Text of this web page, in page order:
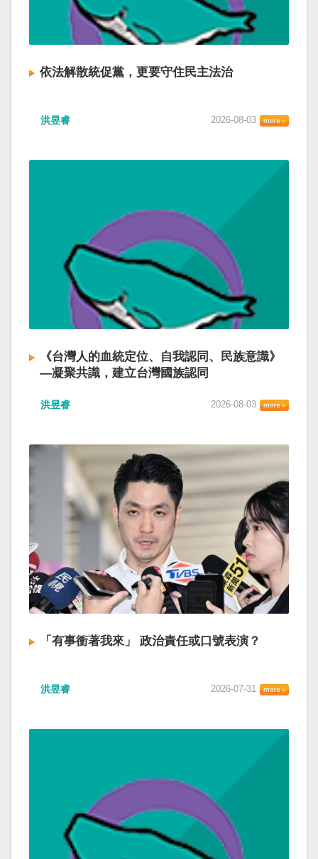
依法解散統促黨，更要守住民主法治
洪昱睿 2026-08-03
《台灣人的血統定位、自我認同、民族意識》
—凝聚共識，建立台灣國族認同
洪昱睿 2026-08-03
「有事衝著我來」 政治責任或口號表演？
洪昱睿 2026-07-31